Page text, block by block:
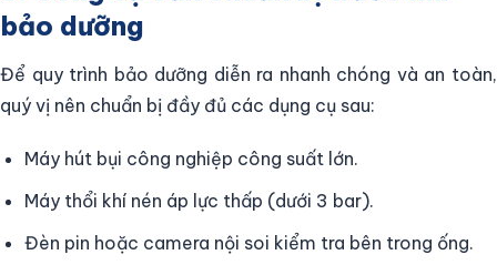
bảo dưỡng
Để quy trình bảo dưỡng diễn ra nhanh chóng và an toàn,
quý vị nên chuẩn bị đầy đủ các dụng cụ sau:
Máy hút bụi công nghiệp công suất lớn.
Máy thổi khí nén áp lực thấp (dưới 3 bar).
Đèn pin hoặc camera nội soi kiểm tra bên trong ống.